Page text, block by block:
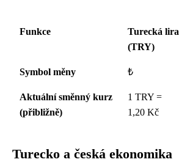
Funkce
Turecká lira
(TRY)
Symbol měny ₺
Aktuální směnný kurz
(přibližně)
1 TRY =
1,20 Kč
Turecko a česká ekonomika